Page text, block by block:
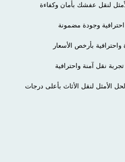
لنقل عفشك بأمان وكفاءة
وجودة مضمونة
بأرخص الأسعار
نقل آمنة واحترافية
الأمثل لنقل الأثاث بأعلى درجات